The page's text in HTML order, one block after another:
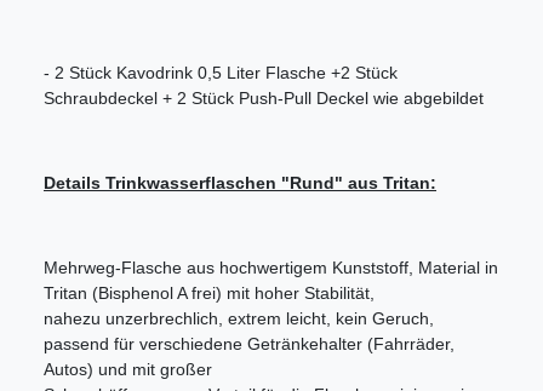
- 2 Stück Kavodrink 0,5 Liter Flasche +2 Stück
Schraubdeckel + 2 Stück Push-Pull Deckel wie abgebildet
Details Trinkwasserflaschen "Rund" aus Tritan:
Mehrweg-Flasche aus hochwertigem Kunststoff, Material in
Tritan (Bisphenol A frei) mit hoher Stabilität,
nahezu unzerbrechlich, extrem leicht, kein Geruch,
passend für verschiedene Getränkehalter (Fahrräder,
Autos) und mit großer